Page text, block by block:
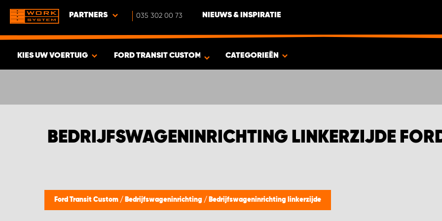
PARTNERS 035 302 00 73 NIEUWS & INSPIRATIE
KIES UW VOERTUIG
PRODUCTEN
FORD TRANSIT CUSTOM CATEGORIEËN
BEDRIJFSWAGENINRICHTING LINKERZIJDE
Ford Transit Custom / Bedrijfswageninrichting / Bedrijfswageninrichting linkerzijde